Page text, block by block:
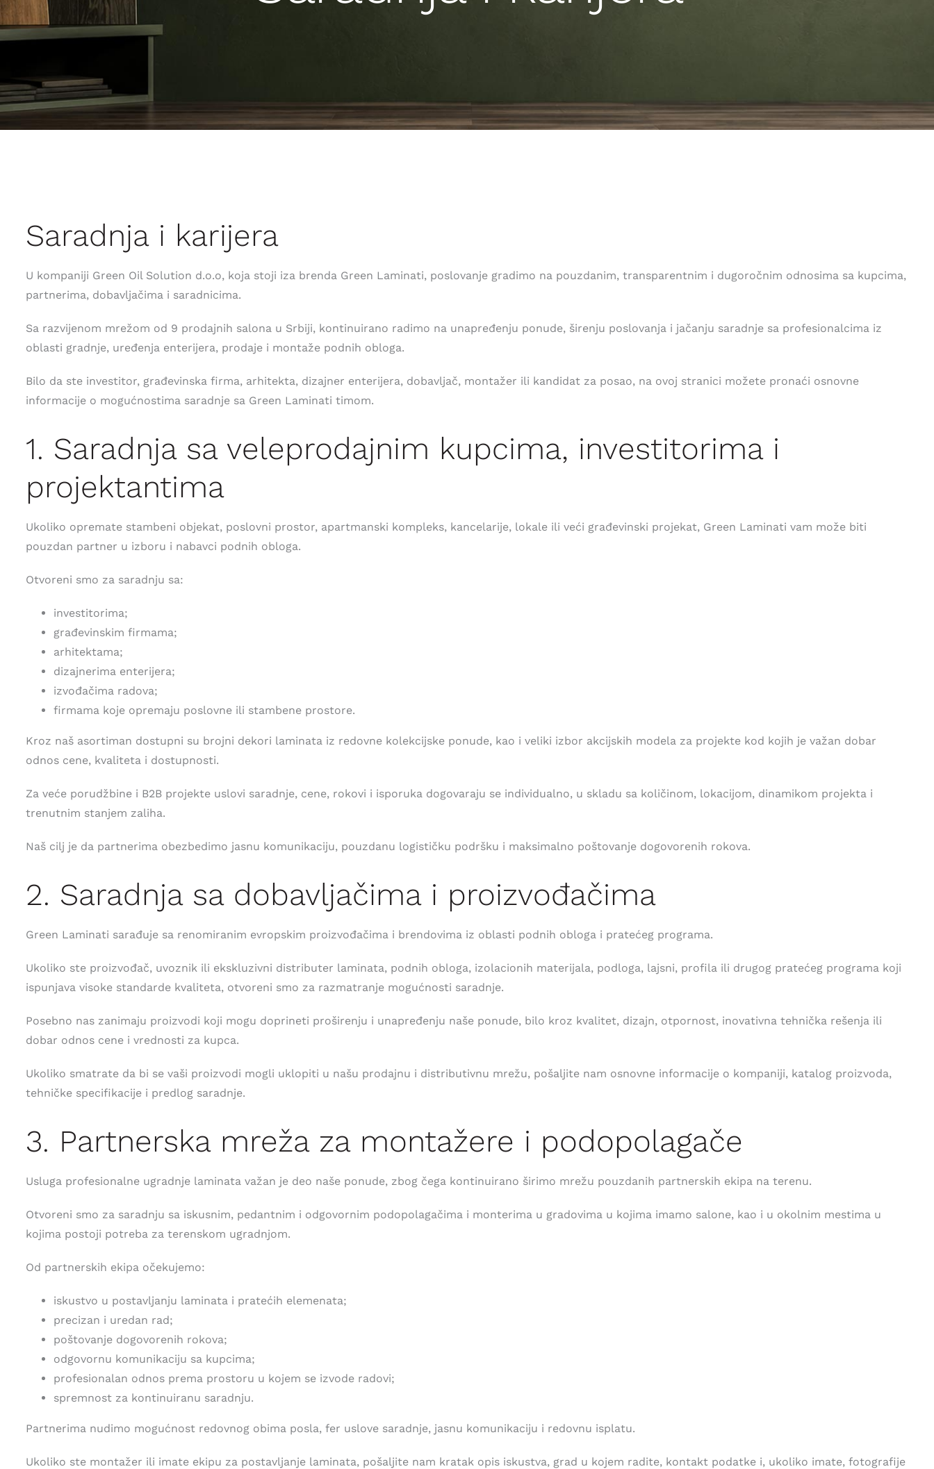
Saradnja i karijera
U kompaniji Green Oil Solution d.o.o, koja stoji iza brenda Green Laminati, poslovanje gradimo na pouzdanim, transparentnim i dugoročnim odnosima sa kupcima,
partnerima, dobavljačima i saradnicima.
Sa razvijenom mrežom od 9 prodajnih salona u Srbiji, kontinuirano radimo na unapređenju ponude, širenju poslovanja i jačanju saradnje sa profesionalcima iz
oblasti gradnje, uređenja enterijera, prodaje i montaže podnih obloga.
Bilo da ste investitor, građevinska firma, arhitekta, dizajner enterijera, dobavljač, montažer ili kandidat za posao, na ovoj stranici možete pronaći osnovne
informacije o mogućnostima saradnje sa Green Laminati timom.
1. Saradnja sa veleprodajnim kupcima, investitorima i
projektantima
Ukoliko opremate stambeni objekat, poslovni prostor, apartmanski kompleks, kancelarije, lokale ili veći građevinski projekat, Green Laminati vam može biti
pouzdan partner u izboru i nabavci podnih obloga.
Otvoreni smo za saradnju sa:
investitorima;
građevinskim firmama;
arhitektama;
dizajnerima enterijera;
izvođačima radova;
firmama koje opremaju poslovne ili stambene prostore.
Kroz naš asortiman dostupni su brojni dekori laminata iz redovne kolekcijske ponude, kao i veliki izbor akcijskih modela za projekte kod kojih je važan dobar
odnos cene, kvaliteta i dostupnosti.
Za veće porudžbine i B2B projekte uslovi saradnje, cene, rokovi i isporuka dogovaraju se individualno, u skladu sa količinom, lokacijom, dinamikom projekta i
trenutnim stanjem zaliha.
Naš cilj je da partnerima obezbedimo jasnu komunikaciju, pouzdanu logističku podršku i maksimalno poštovanje dogovorenih rokova.
2. Saradnja sa dobavljačima i proizvođačima
Green Laminati sarađuje sa renomiranim evropskim proizvođačima i brendovima iz oblasti podnih obloga i pratećeg programa.
Ukoliko ste proizvođač, uvoznik ili ekskluzivni distributer laminata, podnih obloga, izolacionih materijala, podloga, lajsni, profila ili drugog pratećeg programa koji
ispunjava visoke standarde kvaliteta, otvoreni smo za razmatranje mogućnosti saradnje.
Posebno nas zanimaju proizvodi koji mogu doprineti proširenju i unapređenju naše ponude, bilo kroz kvalitet, dizajn, otpornost, inovativna tehnička rešenja ili
dobar odnos cene i vrednosti za kupca.
Ukoliko smatrate da bi se vaši proizvodi mogli uklopiti u našu prodajnu i distributivnu mrežu, pošaljite nam osnovne informacije o kompaniji, katalog proizvoda,
tehničke specifikacije i predlog saradnje.
3. Partnerska mreža za montažere i podopolagače
Usluga profesionalne ugradnje laminata važan je deo naše ponude, zbog čega kontinuirano širimo mrežu pouzdanih partnerskih ekipa na terenu.
Otvoreni smo za saradnju sa iskusnim, pedantnim i odgovornim podopolagačima i monterima u gradovima u kojima imamo salone, kao i u okolnim mestima u
kojima postoji potreba za terenskom ugradnjom.
Od partnerskih ekipa očekujemo:
iskustvo u postavljanju laminata i pratećih elemenata;
precizan i uredan rad;
poštovanje dogovorenih rokova;
odgovornu komunikaciju sa kupcima;
profesionalan odnos prema prostoru u kojem se izvode radovi;
spremnost za kontinuiranu saradnju.
Partnerima nudimo mogućnost redovnog obima posla, fer uslove saradnje, jasnu komunikaciju i redovnu isplatu.
Ukoliko ste montažer ili imate ekipu za postavljanje laminata, pošaljite nam kratak opis iskustva, grad u kojem radite, kontakt podatke i, ukoliko imate, fotografije